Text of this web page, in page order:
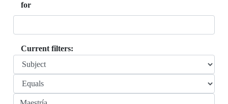
for
Current filters: